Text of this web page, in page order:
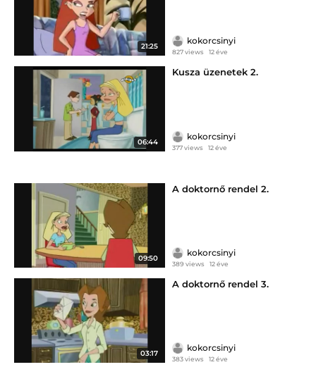
21:25
kokorcsinyi
827 views 12 éve
06:44
Kusza üzenetek 2.
kokorcsinyi
377 views 12 éve
09:50
A doktornő rendel 2.
kokorcsinyi
389 views 12 éve
03:17
A doktornő rendel 3.
kokorcsinyi
383 views 12 éve